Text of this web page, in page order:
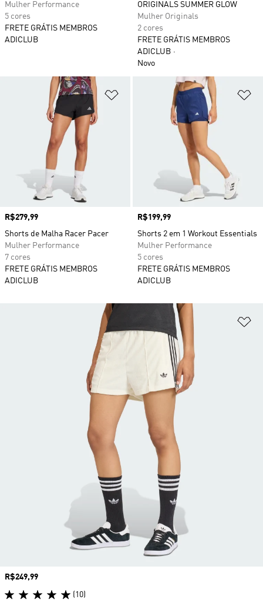
Mulher Performance
5 cores
FRETE GRÁTIS MEMBROS
ADICLUB
ORIGINALS SUMMER GLOW
Mulher Originals
2 cores
FRETE GRÁTIS MEMBROS
ADICLUB
Novo
Adicionar à Lista de Desejos
Preço
R$279,99
Shorts de Malha Racer Pacer
Mulher Performance
7 cores
FRETE GRÁTIS MEMBROS
ADICLUB
Preço
R$199,99
Shorts 2 em 1 Workout Essentials
Mulher Performance
5 cores
FRETE GRÁTIS MEMBROS
ADICLUB
Preço
R$249,99
(10)